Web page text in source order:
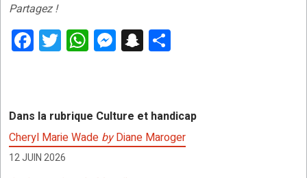
Partagez !
F
a
b
o
o
T
wi
er
W
h
s
A
p
M
es
n
g
er
S
n
p
c
h
g
er
Dans la rubrique Culture et handicap
Cheryl Marie Wade byDiane Maroger
12 JUIN 2026